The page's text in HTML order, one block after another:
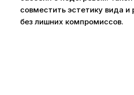
совместить эстетику вида и
без лишних компромиссов.